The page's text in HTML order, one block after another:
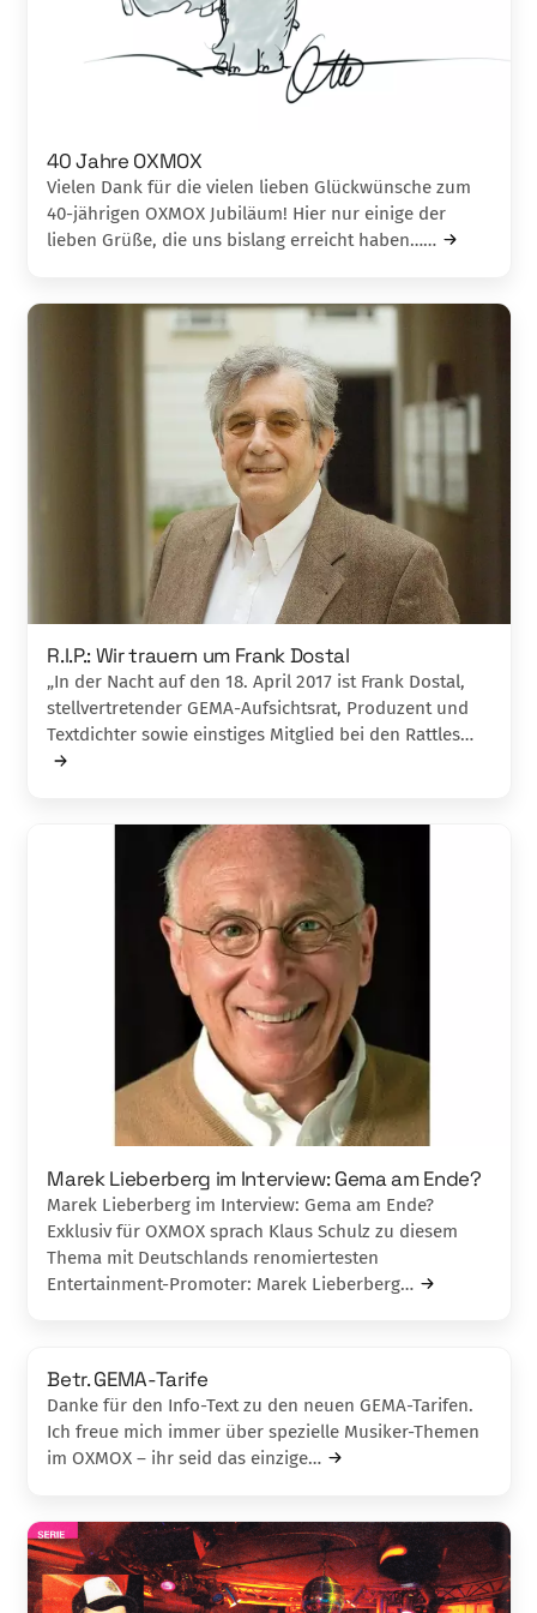
40 Jahre OXMOX
Vielen Dank für die vielen lieben Glückwünsche zum
40-jährigen OXMOX Jubiläum! Hier nur einige der
lieben Grüße, die uns bislang erreicht haben……
R.I.P.: Wir trauern um Frank Dostal
„In der Nacht auf den 18. April 2017 ist Frank Dostal,
stellvertretender GEMA-Aufsichtsrat, Produzent und
Textdichter sowie einstiges Mitglied bei den Rattles…
Marek Lieberberg im Interview: Gema am Ende?
Marek Lieberberg im Interview: Gema am Ende?
Exklusiv für OXMOX sprach Klaus Schulz zu diesem
Thema mit Deutschlands renomiertesten
Entertainment-Promoter: Marek Lieberberg…
Betr. GEMA-Tarife
Danke für den Info-Text zu den neuen GEMA-Tarifen.
Ich freue mich immer über spezielle Musiker-Themen
im OXMOX – ihr seid das einzige…